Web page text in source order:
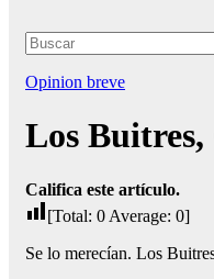
Opinion breve
Los Buitres,
Califica este artículo.
[Total: 0 Average: 0]
Se lo merecían. Los